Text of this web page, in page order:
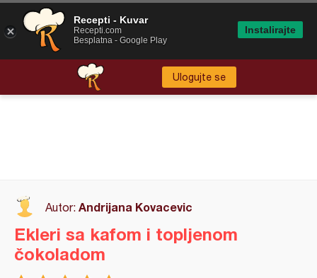
Ulogujte se
Autor: Andrijana Kovacevic
Ekleri sa kafom i topljenom
čokoladom
Recepti - Kuvar
Recepti.com
Besplatna - Google Play
Instalirajte